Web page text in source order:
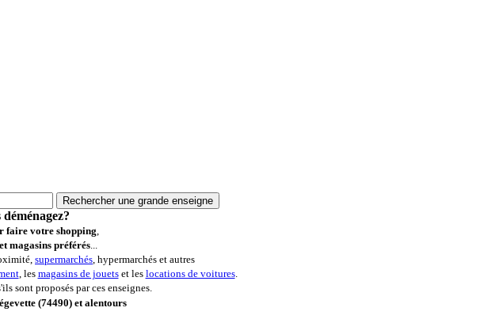
faire votre shopping,
magasins préférés...
supermarchés, hypermarchés et autres
, les magasins de jouetset les locations de voitures.
sont proposés par ces enseignes.
(74490) et alentours